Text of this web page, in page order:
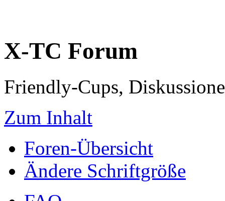
X-TC Forum
Friendly-Cups,
Zum Inhalt
Foren-Übersicht
Ändere Schriftgröße